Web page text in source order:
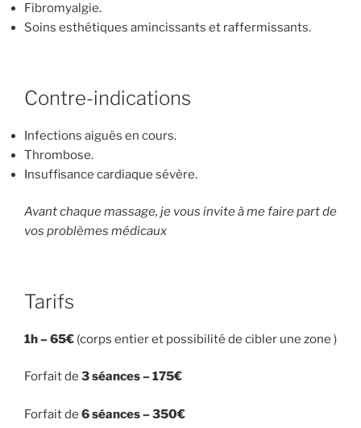
Fibromyalgie.
Soins esthétiques amincissants et raffermissants.
Contre-indications
Infections aiguës en cours.
Thrombose.
Insuffisance cardiaque sévère.
Avant chaque massage, je vous invite à me faire part de
vos problèmes médicaux
Tarifs
1h – 65€ (corps entier et possibilité de cibler une zone )
Forfait de 3 séances – 175€
Forfait de 6 séances – 350€